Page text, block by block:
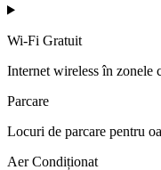
Wi-Fi Gratuit
Internet wireless în zonele
Parcare
Locuri de parcare pentru
Aer Condiționat